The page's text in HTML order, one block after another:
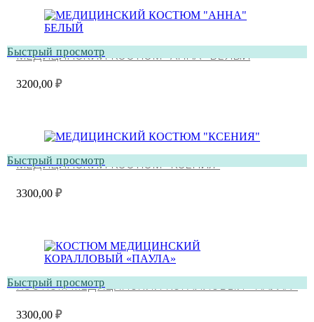
Быстрый просмотр
МЕДИЦИНСКИЙ КОСТЮМ “АННА” БЕЛЫЙ
3200,00 ₽
Быстрый просмотр
МЕДИЦИНСКИЙ КОСТЮМ “КСЕНИЯ”
3300,00 ₽
Быстрый просмотр
КОСТЮМ МЕДИЦИНСКИЙ КОРАЛЛОВЫЙ «ПАУЛА»
3300,00 ₽